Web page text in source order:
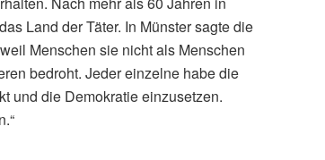
Land der Täter. In Münster sagte die
Menschen sie nicht als Menschen
bedroht. Jeder einzelne habe die
und die Demokratie einzusetzen.